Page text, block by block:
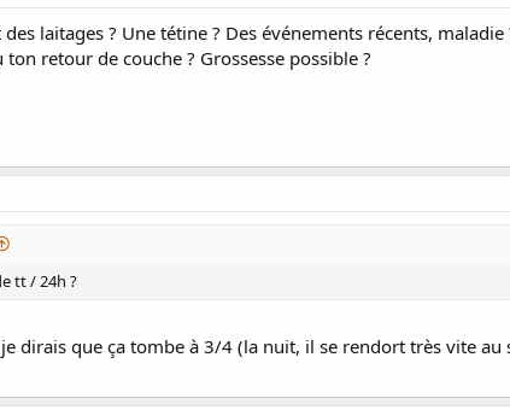
laitages ? Une tétine ? Des événements récents,
ton retour de couche ? Grossesse possible ?
tt / 24h ?
dirais que ça tombe à 3/4 (la nuit, il se rendort très vite